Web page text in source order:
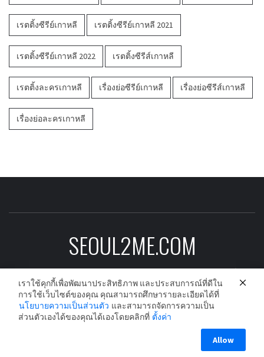
เรตติ้งซีรีย์เกาหลี เรตติ้งซีรีย์เกาหลี 2021
เรตติ้งซีรีย์เกาหลี 2022 เรตติ้งซีรีส์เกาหลี
เรตติ้งละครเกาหลี เรื่องย่อซีรีย์เกาหลี เรื่องย่อซีรีส์เกาหลี
เรื่องย่อละครเกาหลี
SEOUL2ME.COM
ข่าวบันเทิงเกาหลีอัพเดต ดาราเกาหลี ซีรีย์
เกาหลี ละครเกาหลี และนักร้องเกาหลีก่อนใคร
Elegant Magazine
เราใช้คุกกี้เพื่อพัฒนาประสิทธิภาพ และประสบการณ์ที่ดีใน
การใช้เว็บไซต์ของคุณ คุณสามารถศึกษารายละเอียดได้ที่
นโยบายความเป็นส่วนตัว และสามารถจัดการความเป็น
ส่วนตัวเองได้ของคุณได้เองโดยคลิกที่ ตั้งค่า
Allow